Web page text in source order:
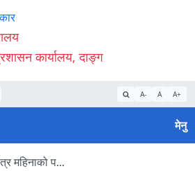
कार्यालय, दाङ्ग
A- A A+
मेनु
महिनाको प...